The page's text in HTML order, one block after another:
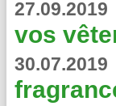
27.09.2019
vos
30.07.2019